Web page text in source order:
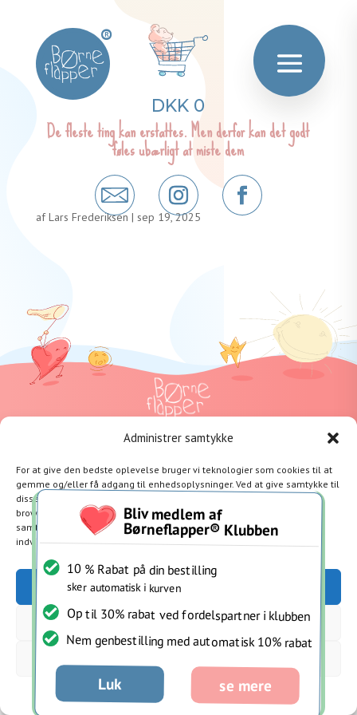
Administrer samtykke
For at give den bedste oplevelse bruger vi teknologier som cookies til at
gemme og/eller få adgang til enhedsoplysninger. Ved at give samtykke til
disse teknologier giver du os mulighed for at behandle data såsom
browseradfærd eller unikke ID’er på dette websted. Hvis du ikke giver
samtykke eller trækker dit samtykke tilbage, kan det have en negativ
indvirkning på visse funktioner og egenskaber.
Accepter
Afvis
Cookie politik
®
DKK 0
De fleste ting kan erstattes. Men derfor kan det godt
føles ubærligt at miste dem
afLars Frederiksen | sep 19, 2025
Kontakt os Cookie politik Handelsbetingelser
Bliv medlem af
Børneflapper® Klubben
10 % Rabat på din bestilling
sker automatisk i kurven
Op til 30% rabat ved fordelspartner i klubben
Nem genbestilling med automatisk 10% rabat
Luk se mere